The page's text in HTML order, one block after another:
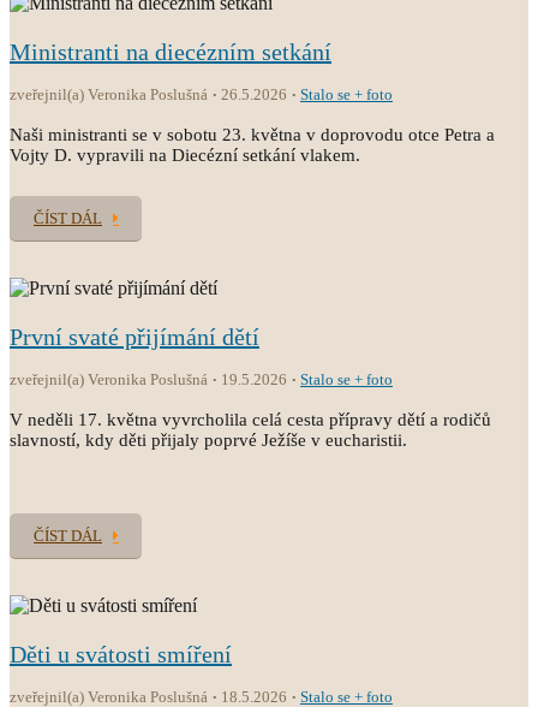
Ministranti na diecézním setkání
zveřejnil(a) Veronika Poslušná 26.5.2026 Stalo se + foto
Naši ministranti se v sobotu 23. května v doprovodu otce Petra a
Vojty D. vypravili na Diecézní setkání vlakem.
ČÍST DÁL
První svaté přijímání dětí
zveřejnil(a) Veronika Poslušná 19.5.2026 Stalo se + foto
V neděli 17. května vyvrcholila celá cesta přípravy dětí a rodičů
slavností, kdy děti přijaly poprvé Ježíše v eucharistii.
ČÍST DÁL
Děti u svátosti smíření
zveřejnil(a) Veronika Poslušná 18.5.2026 Stalo se + foto